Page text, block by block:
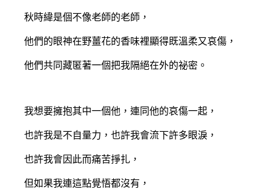
秋時緯是個不像老師的老師，
他們的眼神在野薑花的香味裡顯得既溫柔又哀傷，
他們共同藏匿著一個把我隔絕在外的祕密。
我想要擁抱其中一個他，連同他的哀傷一起，
也許我是不自量力，也許我會流下許多眼淚，
也許我會因此而痛苦掙扎，
但如果我連這點覺悟都沒有，